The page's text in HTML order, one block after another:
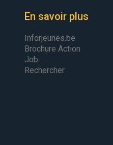
En savoir plus
Inforjeunes.be
Brochure Action
Job
Rechercher